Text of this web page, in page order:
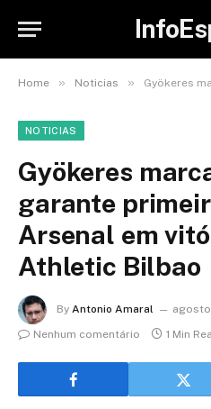
Home » Noticias » Gyökeres marca de
NOTICIAS
Gyökeres
garante
Arsenal em
Athletic Bilbao
By Antonio Amaral
Nenhum comentário
1 Min